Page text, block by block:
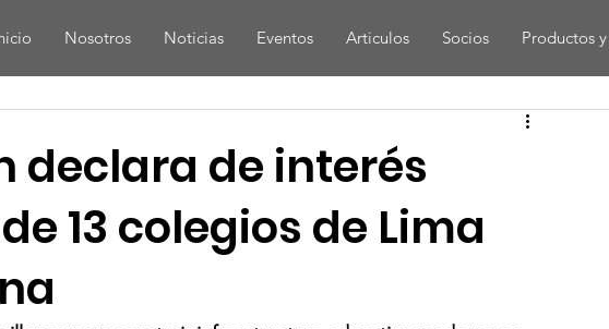
Nosotros Noticias Eventos Articulos Socios Productos
declara de interés
13 colegios de Lima